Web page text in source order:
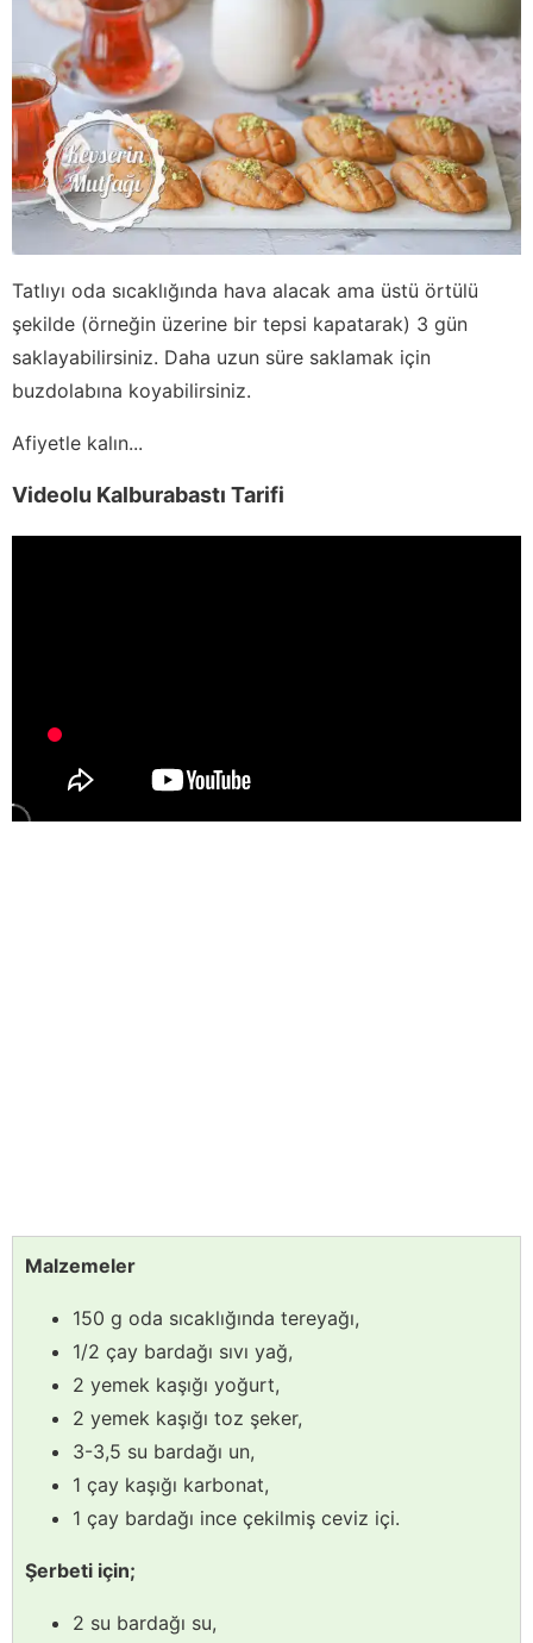
Tatlıyı oda sıcaklığında hava alacak ama üstü örtülü
şekilde (örneğin üzerine bir tepsi kapatarak) 3 gün
saklayabilirsiniz. Daha uzun süre saklamak için
buzdolabına koyabilirsiniz.
Afiyetle kalın...
Videolu Kalburabastı Tarifi
Malzemeler
150 g oda sıcaklığında tereyağı,
1/2 çay bardağı sıvı yağ,
2 yemek kaşığı yoğurt,
2 yemek kaşığı toz şeker,
3-3,5 su bardağı un,
1 çay kaşığı karbonat,
1 çay bardağı ince çekilmiş ceviz içi.
Şerbeti için;
2 su bardağı su,